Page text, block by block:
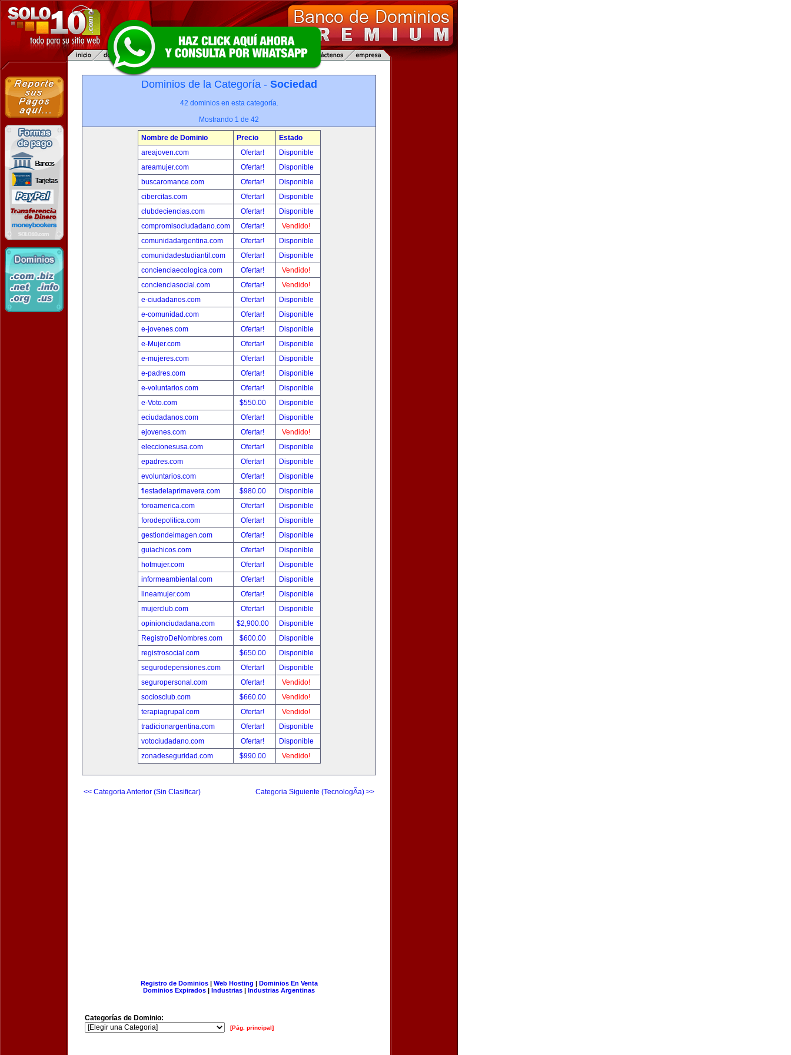
Dominios de la Categoría - Sociedad
42 dominios en esta categoría.
Mostrando 1 de 42
Nombre de Dominio Precio
Estado
areajoven.com
Ofertar!
Disponible
areamujer.com
Ofertar!
Disponible
buscaromance.com
Ofertar!
Disponible
cibercitas.com
Ofertar!
Disponible
clubdeciencias.com
Ofertar!
Disponible
compromisociudadano.com
Ofertar!
Vendido!
comunidadargentina.com
Ofertar!
Disponible
comunidadestudiantil.com
Ofertar!
Disponible
concienciaecologica.com
Ofertar!
Vendido!
concienciasocial.com
Ofertar!
Vendido!
e-ciudadanos.com
Ofertar!
Disponible
e-comunidad.com
Ofertar!
Disponible
e-jovenes.com
Ofertar!
Disponible
e-Mujer.com
Ofertar!
Disponible
e-mujeres.com
Ofertar!
Disponible
e-padres.com
Ofertar!
Disponible
e-voluntarios.com
Ofertar!
Disponible
e-Voto.com
$550.00
Disponible
eciudadanos.com
Ofertar!
Disponible
ejovenes.com
Ofertar!
Vendido!
eleccionesusa.com
Ofertar!
Disponible
epadres.com
Ofertar!
Disponible
evoluntarios.com
Ofertar!
Disponible
fiestadelaprimavera.com
$980.00
Disponible
foroamerica.com
Ofertar!
Disponible
forodepolitica.com
Ofertar!
Disponible
gestiondeimagen.com
Ofertar!
Disponible
guiachicos.com
Ofertar!
Disponible
hotmujer.com
Ofertar!
Disponible
informeambiental.com
Ofertar!
Disponible
lineamujer.com
Ofertar!
Disponible
mujerclub.com
Ofertar!
Disponible
opinionciudadana.com
$2,900.00
Disponible
RegistroDeNombres.com
$600.00
Disponible
registrosocial.com
$650.00
Disponible
segurodepensiones.com
Ofertar!
Disponible
seguropersonal.com
Ofertar!
Vendido!
sociosclub.com
$660.00
Vendido!
terapiagrupal.com
Ofertar!
Vendido!
tradicionargentina.com
Ofertar!
Disponible
votociudadano.com
Ofertar!
Disponible
zonadeseguridad.com
$990.00 Vendido!
<< Categoria Anterior (Sin Clasificar) Categoria Siguiente (TecnologÃ­a) >>
Registro de Dominios| Web Hosting | Dominios En Venta
Dominios Expirados | Industrias | Industrias Argentinas
Categorías de Dominio:
[Pág. principal]